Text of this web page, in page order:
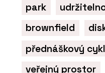
Hager
park
brownfield
přednáškový
veřejný prostor